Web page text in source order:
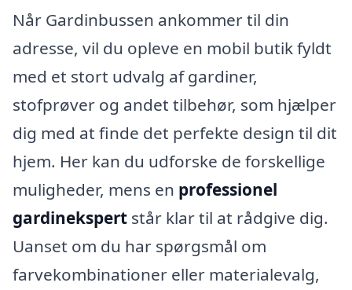
Når Gardinbussen ankommer til din
adresse, vil du opleve en mobil butik fyldt
med et stort udvalg af gardiner,
stofprøver og andet tilbehør, som hjælper
dig med at finde det perfekte design til dit
hjem. Her kan du udforske de forskellige
muligheder, mens en professionel
gardinekspert står klar til at rådgive dig.
Uanset om du har spørgsmål om
farvekombinationer eller materialevalg,